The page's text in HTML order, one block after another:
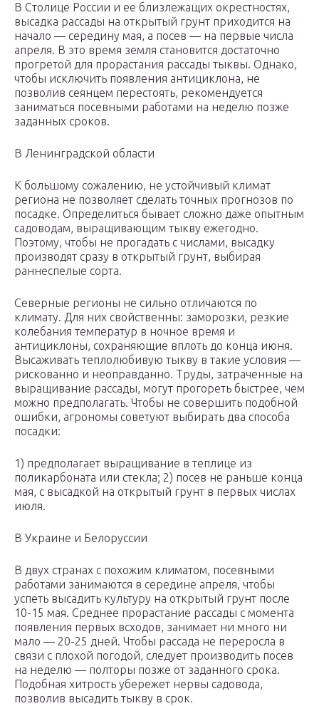
В Столице России и ее близлежащих окрестностях,
высадка рассады на открытый грунт приходится на
начало — середину мая, а посев — на первые числа
апреля. В это время земля становится достаточно
прогретой для прорастания рассады тыквы. Однако,
чтобы исключить появления антициклона, не
позволив сеянцем перестоять, рекомендуется
заниматься посевными работами на неделю позже
заданных сроков.
В Ленинградской области
К большому сожалению, не устойчивый климат
региона не позволяет сделать точных прогнозов по
посадке. Определиться бывает сложно даже опытным
садоводам, выращивающим тыкву ежегодно.
Поэтому, чтобы не прогадать с числами, высадку
производят сразу в открытый грунт, выбирая
раннеспелые сорта.
Северные регионы не сильно отличаются по
климату. Для них свойственны: заморозки, резкие
колебания температур в ночное время и
антициклоны, сохраняющие вплоть до конца июня.
Высаживать теплолюбивую тыкву в такие условия —
рискованно и неоправданно. Труды, затраченные на
выращивание рассады, могут прогореть быстрее, чем
можно предполагать. Чтобы не совершить подобной
ошибки, агрономы советуют выбирать два способа
посадки:
1) предполагает выращивание в теплице из
поликарбоната или стекла; 2) посев не раньше конца
мая, с высадкой на открытый грунт в первых числах
июля.
В Украине и Белоруссии
В двух странах с похожим климатом, посевными
работами занимаются в середине апреля, чтобы
успеть высадить культуру на открытый грунт после
10-15 мая. Среднее прорастание рассады с момента
появления первых всходов, занимает ни много ни
мало — 20-25 дней. Чтобы рассада не переросла в
связи с плохой погодой, следует производить посев
на неделю — полторы позже от заданного срока.
Подобная хитрость убережет нервы садовода,
позволив высадить тыкву в срок.